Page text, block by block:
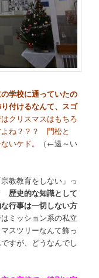
学校に通っていたの
付けるなんて、スゴ
クリスマスはもちろ
ね？？？ 門松と
いケド。
（←遠～い
教教育をしない」っ
歴史的な知識として
行事は一切しない方
ミッション系の私立
スツリーなんて飾っ
すが、どうなんでし